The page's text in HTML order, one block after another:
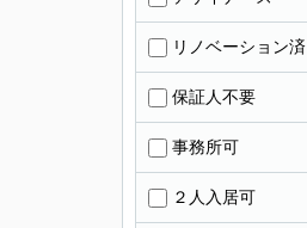
リノベーション済
保証人不要
事務所可
２人入居可